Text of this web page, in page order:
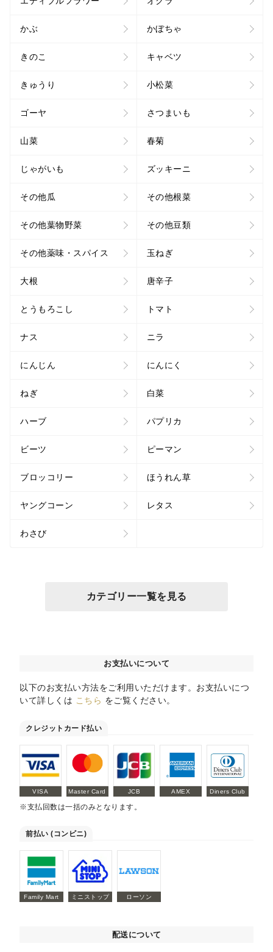
かぶ かぼちゃ
きのこ キャベツ
きゅうり 小松菜
ゴーヤ さつまいも
山菜 春菊
じゃがいも ズッキーニ
その他瓜 その他根菜
その他葉物野菜 その他豆類
その他薬味・スパイス 玉ねぎ
大根 唐辛子
とうもろこし トマト
ナス ニラ
にんじん にんにく
ねぎ 白菜
ハーブ パプリカ
ビーツ ピーマン
ブロッコリー ほうれん草
ヤングコーン レタス
わさび
カテゴリー一覧を見る
お支払いについて
以下のお支払い方法をご利用いただけます。お支払いにつ
いて詳しくは こちら をご覧ください。
クレジットカード払い
VISA Master Card JCB AMEX Diners Club
※支払回数は一括のみとなります。
前払い (コンビニ)
Family Mart ミニストップ ローソン
配送について